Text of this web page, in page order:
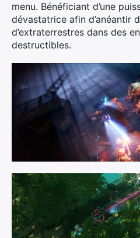
menu. Bénéficiant d’une
dévastatrice afin d’anéantir
d’extraterrestres dans des
destructibles.